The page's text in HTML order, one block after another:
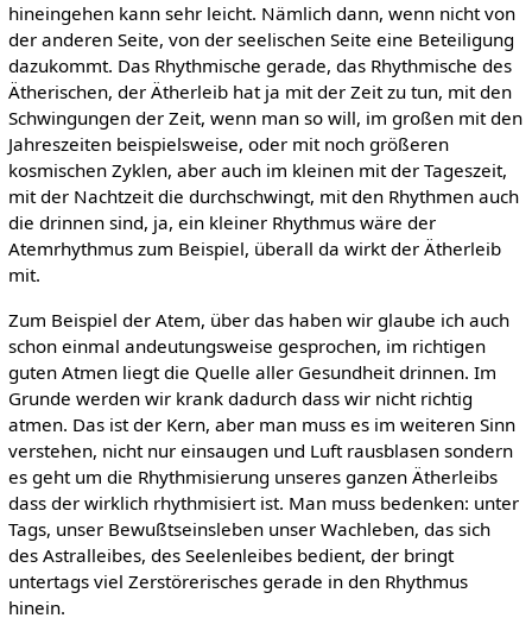
hineingehen kann sehr leicht. Nämlich dann, wenn nicht von
der anderen Seite, von der seelischen Seite eine Beteiligung
dazukommt. Das Rhythmische gerade, das Rhythmische des
Ätherischen, der Ätherleib hat ja mit der Zeit zu tun, mit den
Schwingungen der Zeit, wenn man so will, im großen mit den
Jahreszeiten beispielsweise, oder mit noch größeren
kosmischen Zyklen, aber auch im kleinen mit der Tageszeit,
mit der Nachtzeit die durchschwingt, mit den Rhythmen auch
die drinnen sind, ja, ein kleiner Rhythmus wäre der
Atemrhythmus zum Beispiel, überall da wirkt der Ätherleib
mit.
Zum Beispiel der Atem, über das haben wir glaube ich auch
schon einmal andeutungsweise gesprochen, im richtigen
guten Atmen liegt die Quelle aller Gesundheit drinnen. Im
Grunde werden wir krank dadurch dass wir nicht richtig
atmen. Das ist der Kern, aber man muss es im weiteren Sinn
verstehen, nicht nur einsaugen und Luft rausblasen sondern
es geht um die Rhythmisierung unseres ganzen Ätherleibs
dass der wirklich rhythmisiert ist. Man muss bedenken: unter
Tags, unser Bewußtseinsleben unser Wachleben, das sich
des Astralleibes, des Seelenleibes bedient, der bringt
untertags viel Zerstörerisches gerade in den Rhythmus
hinein.